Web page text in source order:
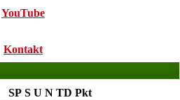
YouTube
Kontakt
SP S U N TD Pkt